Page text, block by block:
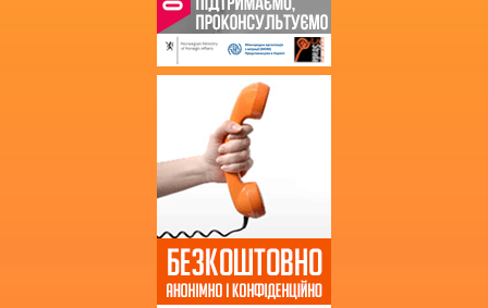
Звернення громадян
Благодійна допомога
Додаткова інформація
Витяг з протоколу про випуск
учнів (вихованців)
НМТ 2025